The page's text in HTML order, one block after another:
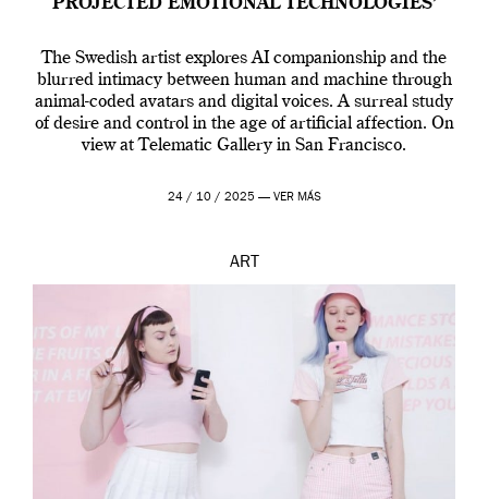
PROJECTED EMOTIONAL TECHNOLOGIES’
The Swedish artist explores AI companionship and the
blurred intimacy between human and machine through
animal-coded avatars and digital voices. A surreal study
of desire and control in the age of artificial affection. On
view at Telematic Gallery in San Francisco.
24 / 10 / 2025 — VER MÁS
ART